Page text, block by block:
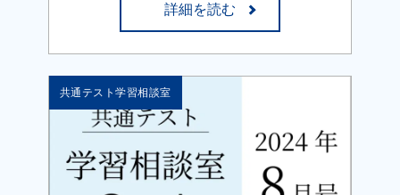
詳細を読む
共通テスト学習相談室